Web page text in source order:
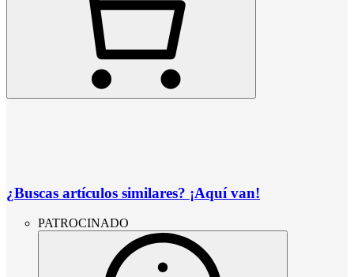
¿Buscas artículos similares? ¡Aquí van!
PATROCINADO